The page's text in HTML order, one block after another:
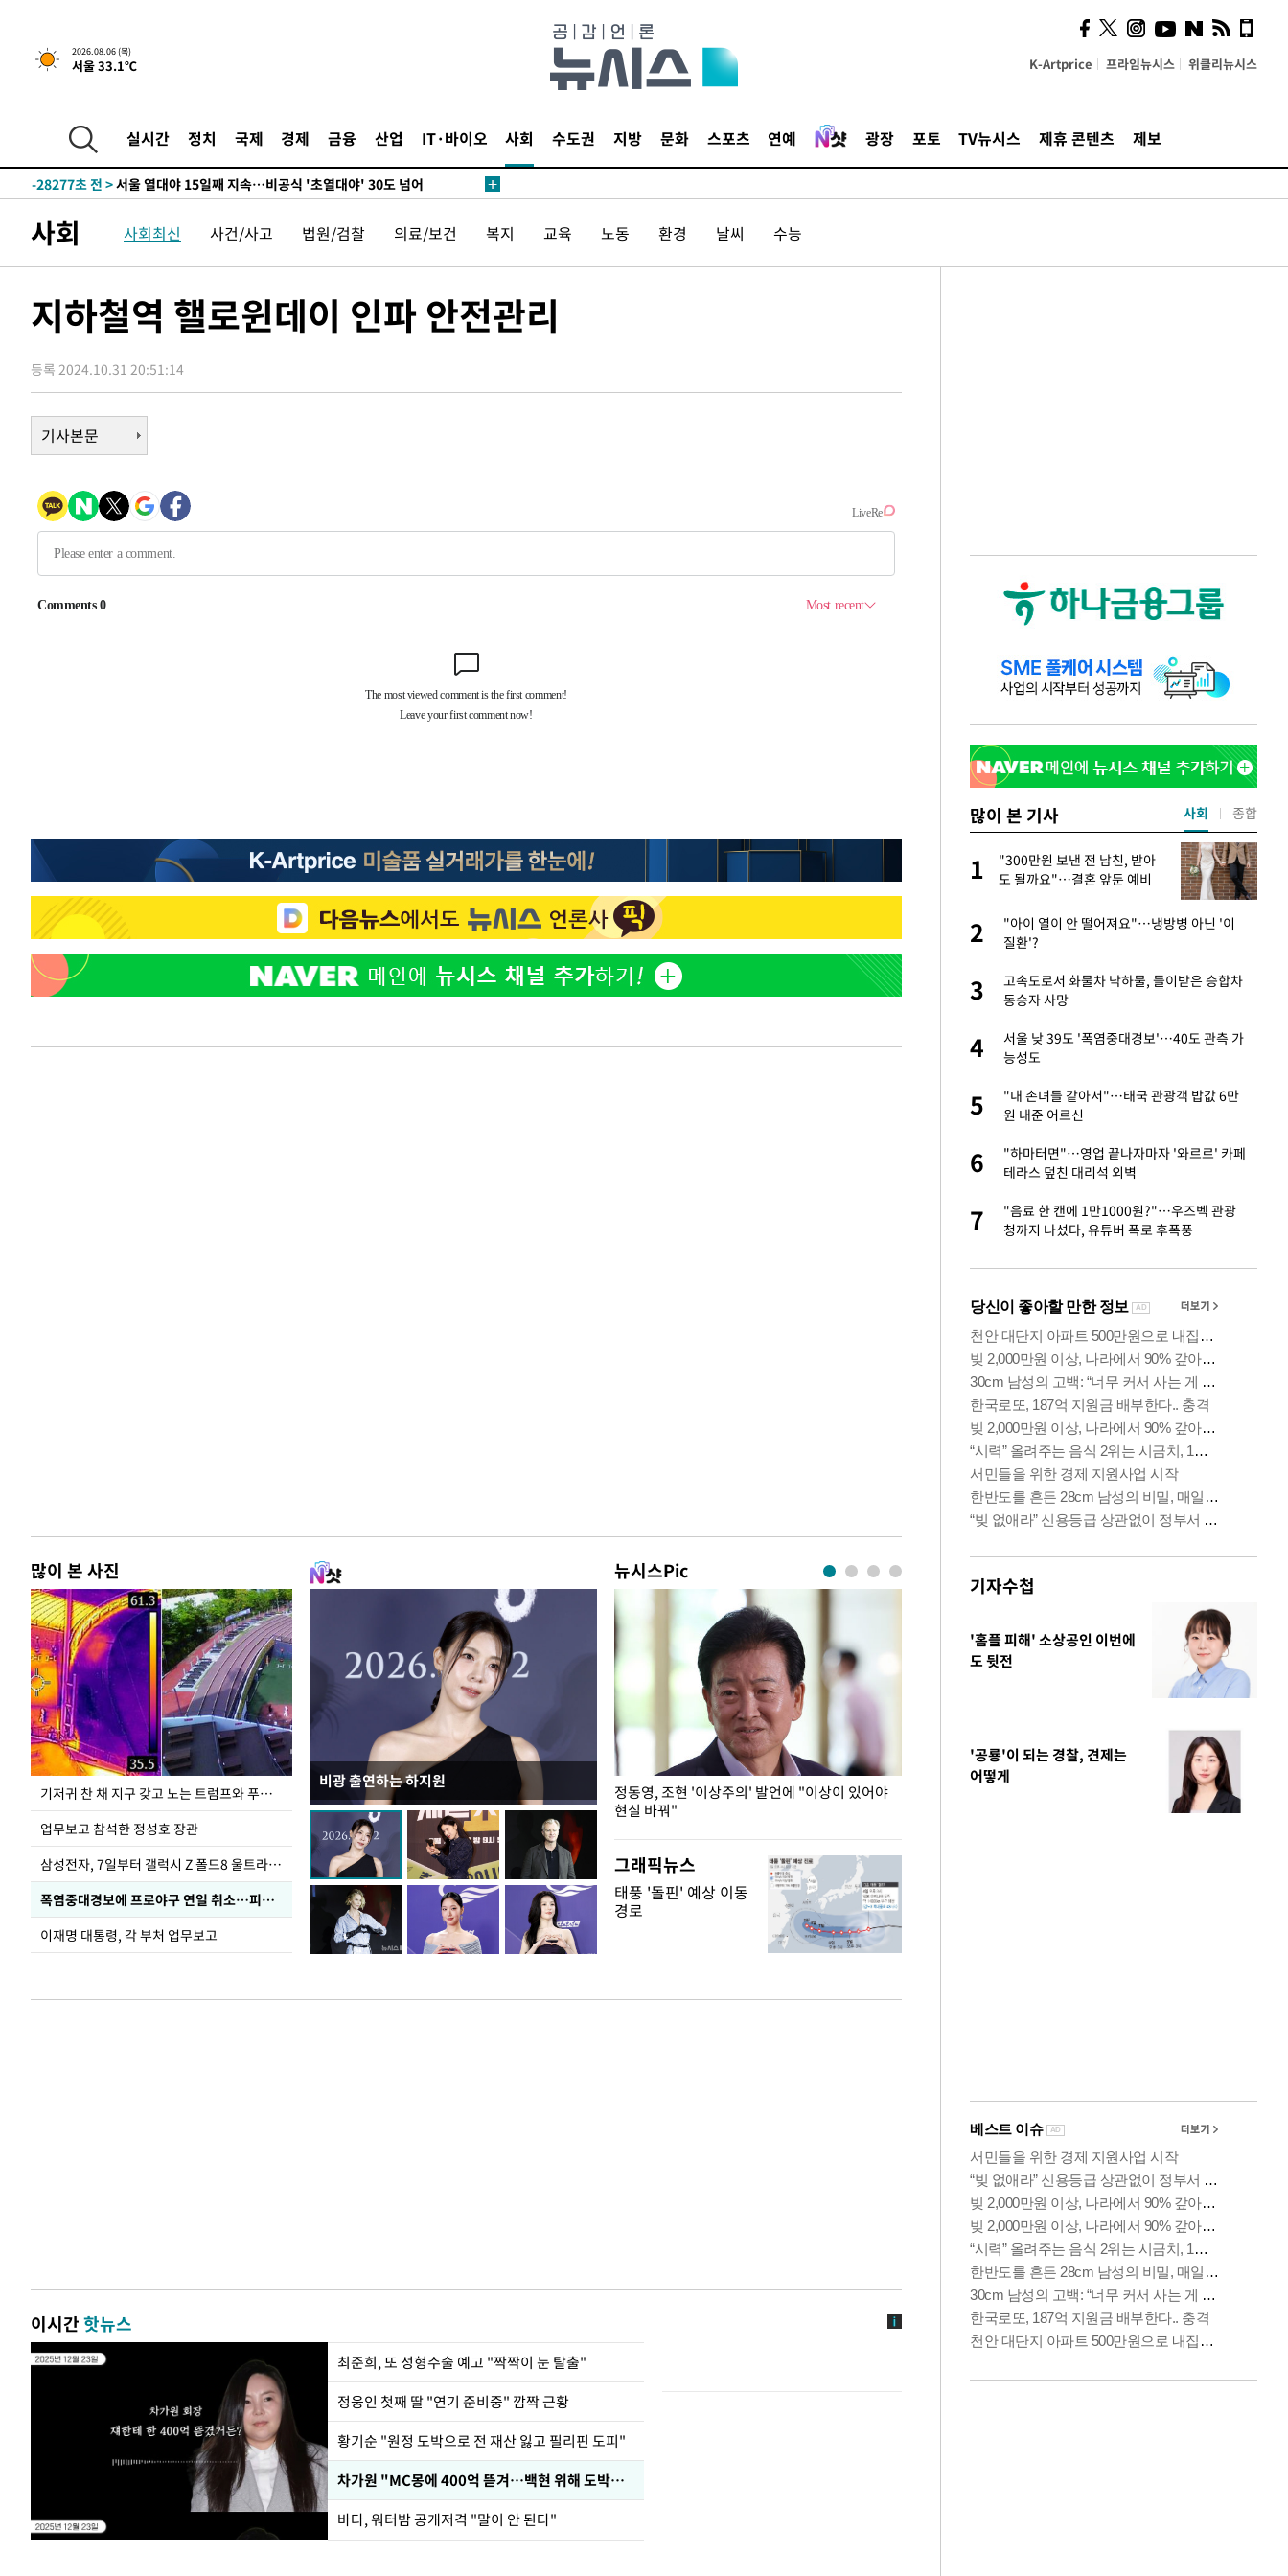
2026.08.06 (목)
서울 33.1℃ K-Artprice 프라임뉴시스 위클리뉴시스
실시간 정치 국제 경제 금융 산업 IT·바이오 사회 수도권 지방 문화 스포츠 연예 광장 포토 TV뉴시스 제휴 콘텐츠 제보
1시간 전 >[속보] "이란-오만, 호르무즈 해협 통행 항로 합의" 이란 외무부 대변인
-31651초 전 >[속보]산업장관 "美무역법 제301조 과잉생산 결과 발표 8월 중 예
-30716초 전 >
[속보]전남광주 초대 시민추천 부시장에 백승주·윤난실
-28277초 전 >
-26844초 전 >[속보]코스닥, 2.15포인트(0.27%) 내린 797.44 출발
-23274초 전 >
6월 경상수지 497.3억 달러…두 달 연속 사상 최대
-23225초 전 >서울 낮 39도 '폭염중대경보'…40도 관측 가능성도
-12760초 전 >[속보] 호르무즈 해협 이란-오만 협상 기대속 뉴욕증시 혼조 마감 다
취임 3년 인터뷰
1시간 전 >[속보] "이란-오만, 호르무즈 해협 통행 항로 합의" 이란 외무부 대변인
-31651초 전 >[속보]산업장관 "美무역법 제301조 과잉생산 결과 발표 8월 중 예
상-31444초 전 >
-30716초 전 >[속보]전남광주 초대 시민추천 부시장에 백승주·윤난실
-26844초 전 >[속보]코스닥, 2.15포인트(0.27%) 내린 797.44 출발
-26827초 전 >[속보]코스피, 119.51포인트(1.81%) 내린 6478.75 개장
-23274초 전 > 6월 경상수지 497.3억 달러…두 달 연속 사상 최대
-20587초 전 >
[속보] 이란 대통령 "지금 최고지도자와 소통하기가 매우 어려워"
[속보] "이란-오만, 호르무즈 해협 통행 항로 합의" 이란 외무부 대변인
사회 사회최신 사건/사고 법원/검찰 의료/보건 복지 교육 노동 환경 날씨 수능
지하철역 핼로윈데이 인파 안전관리
등록 2024.10.31 20:51:14
기사본문
많이 본 사진
기저귀 찬 채 지구 갖고 노는 트럼프와 푸틴 형상 미로
업무보고 참석한 정성호 장관
삼성전자, 7일부터 갤럭시 Z 폴드8 울트라·폴드8·플립8 출시
폭염중대경보에 프로야구 연일 취소…피칭 연습장 '52도'
이재명 대통령, 각 부처 업무보고
비광 출연하는 하지원
뉴시스Pic
송영길·정청래·김민석, 전당대회 앞두고 두 번째
TV 토론
정동영, 조현 '이상주의' 발언에 "이상이 있어야
현실 바꿔"
장동혁 "李 대통령 역대급 망언…정신세계 궁금 이재명 대통령,
선 다해 강구해
그래픽뉴스
태풍 '돌핀' 예상 이동
경로
이시간핫뉴스
최준희, 또 성형수술 예고 "짝짝이 눈 탈출"
정웅인 첫째 딸 "연기 준비중" 깜짝 근황
황기순 "원정 도박으로 전 재산 잃고 필리핀 도피"
차가원 "MC몽에 400억 뜯겨…백현 위해 도박빚 갚아줘"
바다, 워터밤 공개저격 "말이 안 된다"
많이 본 기사
정웅인 첫째 딸, 연기자 지
망…또 배우 꿈꾸는 스타 2세
2
1000대 보급 추진
3
'첫 주연' 정준원 "심판대 올라…많이 걱정
돼"
4
1
"300만원 보낸 전 남친, 받아
도 될까요"…결혼 앞둔 예비
2
"아이 열이 안 떨어져요"…냉방병 아닌 '이
질환'?
3
고속도로서 화물차 낙하물, 들이받은 승합차
동승자 사망
4
서울 낮 39도 '폭염중대경보'…40도 관측 가
능성도
5
"내 손녀들 같아서"…태국 관광객 밥값 6만
원 내준 어르신
6
"하마터면"…영업 끝나자마자 '와르르' 카페
테라스 덮친 대리석 외벽
7
"음료 한 캔에 1만1000원?"…우즈벡 관광
청까지 나섰다, 유튜버 폭로 후폭풍
사회 종합
기자수첩
'홈플 피해' 소상공인 이번에
도 뒷전
'공룡'이 되는 경찰, 견제는
어떻게